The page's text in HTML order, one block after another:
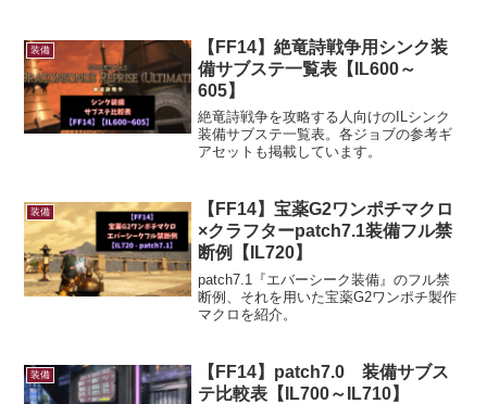
装備
【FF14】絶竜詩戦争用シンク装
備サブステ一覧表【IL600～
605】
絶竜詩戦争を攻略する人向けのILシンク
装備サブステ一覧表。各ジョブの参考ギ
アセットも掲載しています。
装備
【FF14】宝薬G2ワンポチマクロ
×クラフターpatch7.1装備フル禁
断例【IL720】
patch7.1『エバーシーク装備』のフル禁
断例、それを用いた宝薬G2ワンポチ製作
マクロを紹介。
装備
【FF14】patch7.0 装備サブス
テ比較表【IL700～IL710】